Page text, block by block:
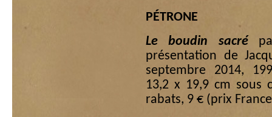
PÉTRONE
Le boudin sacré
présentation de
septembre 2014,
13,2 x 19,9 cm sous
rabats, 9 € (prix